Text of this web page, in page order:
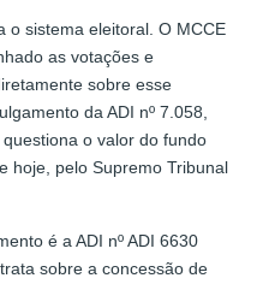
o sistema eleitoral. O MCCE
as votações e
sobre esse
da ADI nº 7.058,
o valor do fundo
hoje, pelo Supremo Tribunal
é a ADI nº ADI 6630
sobre a concessão de